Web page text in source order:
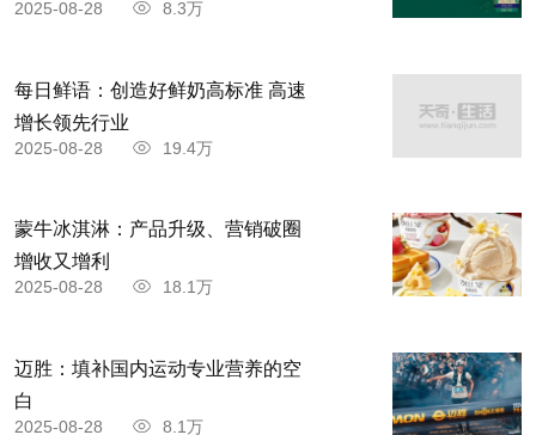
2025-08-28 8.3万
每日鲜语：创造好鲜奶高标准 高速
增长领先行业
2025-08-28 19.4万
蒙牛冰淇淋：产品升级、营销破圈
增收又增利
2025-08-28 18.1万
迈胜：填补国内运动专业营养的空
白
2025-08-28 8.1万